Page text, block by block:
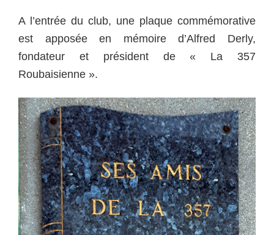
A l’entrée du club, une plaque commémorative
est apposée en mémoire d’Alfred Derly,
fondateur et président de « La 357
Roubaisienne ».